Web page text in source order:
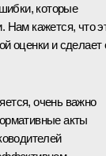
которые
Нам кажется, что
оценки и сделает
очень важно
акты